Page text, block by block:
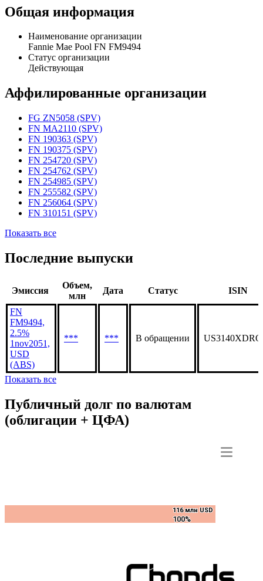
Общая информация
Наименование организации
Fannie Mae Pool FN FM9494
Статус организации
Действующая
Аффилированные организации
FG ZN5058 (SPV)
FN MA2110 (SPV)
FN 190363 (SPV)
FN 190375 (SPV)
FN 254720 (SPV)
FN 254762 (SPV)
FN 254985 (SPV)
FN 255582 (SPV)
FN 256064 (SPV)
FN 310151 (SPV)
Показать все
Последние выпуски
Эмиссия
Объем,
млн
Дата Статус ISIN
FN
FM9494,
2.5%
1nov2051,
USD
(ABS)
*** *** В обращении
Показать все
Публичный долг по валютам
(облигации + ЦФА)
116 млн USD
100%
116 млн USD
100%